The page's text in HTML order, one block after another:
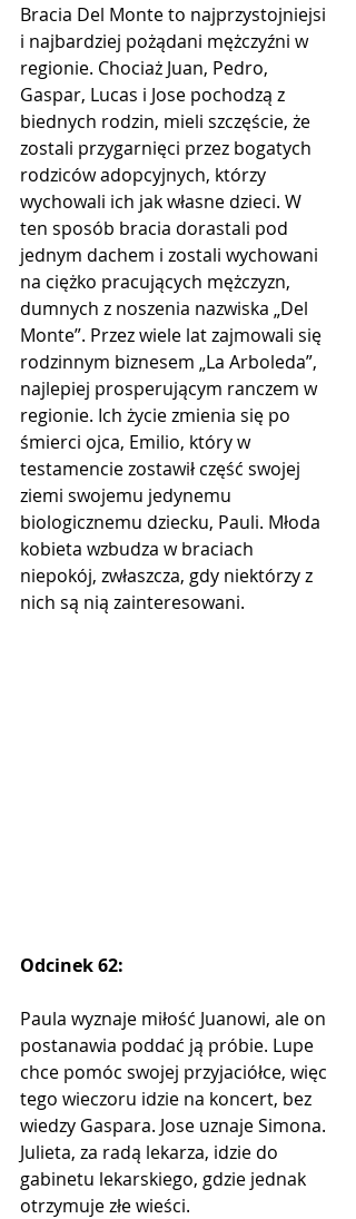
Bracia Del Monte to najprzystojniejsi
i najbardziej pożądani mężczyźni w
regionie. Chociaż Juan, Pedro,
Gaspar, Lucas i Jose pochodzą z
biednych rodzin, mieli szczęście, że
zostali przygarnięci przez bogatych
rodziców adopcyjnych, którzy
wychowali ich jak własne dzieci. W
ten sposób bracia dorastali pod
jednym dachem i zostali wychowani
na ciężko pracujących mężczyzn,
dumnych z noszenia nazwiska „Del
Monte”. Przez wiele lat zajmowali się
rodzinnym biznesem „La Arboleda”,
najlepiej prosperującym ranczem w
regionie. Ich życie zmienia się po
śmierci ojca, Emilio, który w
testamencie zostawił część swojej
ziemi swojemu jedynemu
biologicznemu dziecku, Pauli. Młoda
kobieta wzbudza w braciach
niepokój, zwłaszcza, gdy niektórzy z
nich są nią zainteresowani.
Odcinek 62:
Paula wyznaje miłość Juanowi, ale on
postanawia poddać ją próbie. Lupe
chce pomóc swojej przyjaciółce, więc
tego wieczoru idzie na koncert, bez
wiedzy Gaspara. Jose uznaje Simona.
Julieta, za radą lekarza, idzie do
gabinetu lekarskiego, gdzie jednak
otrzymuje złe wieści.